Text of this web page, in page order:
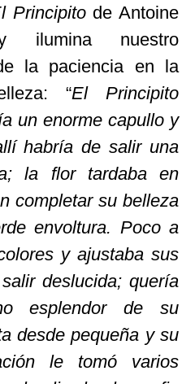
Principitode Antoine
ilumina nuestro
la paciencia en la
“El Principito
un enorme capullo y
habría de salir una
la flor tardaba en
completar su belleza
envoltura. Poco a
y ajustaba sus
deslucida; quería
esplendor de su
desde pequeña y su
le tomó varios